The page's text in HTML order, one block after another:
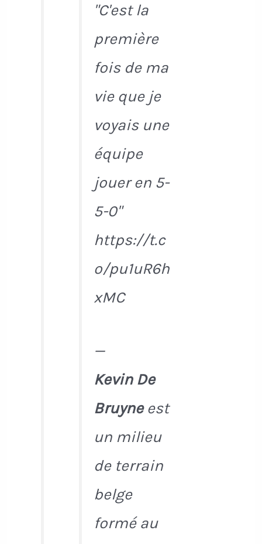
"C'est la
première
fois de ma
vie que je
voyais une
équipe
jouer en 5-
5-0"
https://t.c
o/pu1uR6h
xMC
—
Kevin De
Bruyneest
un milieu
de terrain
belge
formé au